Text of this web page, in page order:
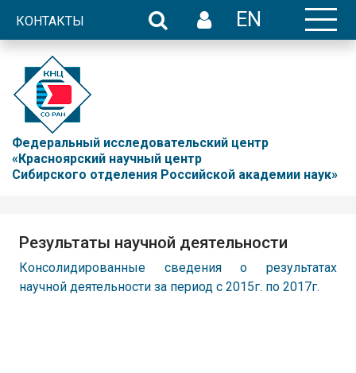
КОНТАКТЫ EN
Федеральный исследовательский центр
«Красноярский научный центр
Сибирского отделения Российской академии наук»
Результаты научной деятельности
Консолидированные сведения о результатах
научной деятельности за период с 2015г. по 2017г.